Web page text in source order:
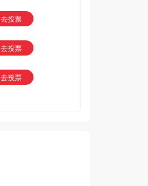
去投票
去投票
去投票